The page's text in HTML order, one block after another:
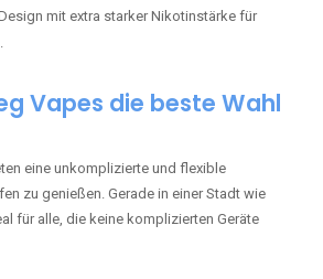
mit extra starker Nikotinstärke für
Vapes die beste Wahl
eine unkomplizierte und flexible
zu genießen. Gerade in einer Stadt wie
für alle, die keine komplizierten Geräte